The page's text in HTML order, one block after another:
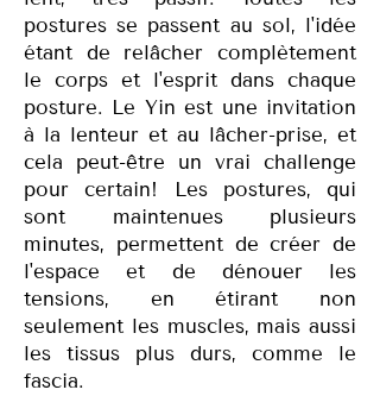
postures se passent au sol, l'idée
étant de relâcher complètement
le corps et l'esprit dans chaque
posture. Le Yin est une invitation
à la lenteur et au lâcher-prise, et
cela peut-être un vrai challenge
pour certain! Les postures, qui
sont maintenues plusieurs
minutes, permettent de créer de
l'espace et de dénouer les
tensions, en étirant non
seulement les muscles, mais aussi
les tissus plus durs, comme le
fascia.